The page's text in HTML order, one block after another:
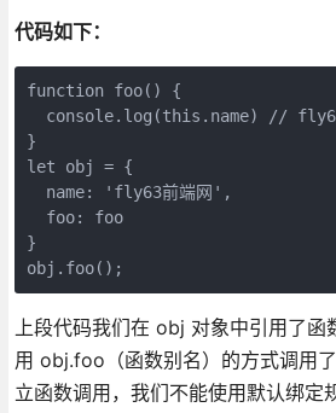
代码如下：
function foo() {
console.log(this.name) //
}
let obj = {
  name: 'fly63前端网',
  foo: foo
}
上段代码我们在 obj 对象中引用了
用 obj.foo（函数别名）的方式调用
立函数调用，我们不能使用默认绑定